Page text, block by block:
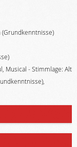
(Grundkenntnisse)
Musical - Stimmlage: Alt